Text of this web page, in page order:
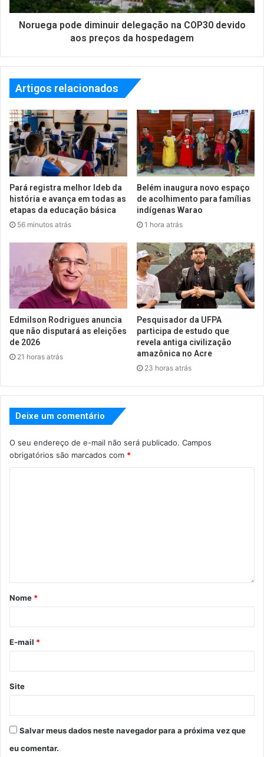
Noruega pode diminuir delegação na COP30 devido
aos preços da hospedagem
Artigos relacionados
Pará registra melhor Ideb da
história e avança em todas as
etapas da educação básica
56 minutos atrás
Belém inaugura novo espaço
de acolhimento para famílias
indígenas Warao
1 hora atrás
Edmilson Rodrigues anuncia
que não disputará as eleições
de 2026
21 horas atrás
Pesquisador da UFPA
participa de estudo que
revela antiga civilização
amazônica no Acre
23 horas atrás
Deixe um comentário
O seu endereço de e-mail não será publicado. Campos
obrigatórios são marcados com *
Nome *
E-mail *
Site
Salvar meus dados neste navegador para a próxima vez que
eu comentar.